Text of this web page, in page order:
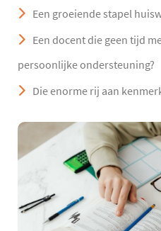
Een groeiende stapel
Een docent die geen tijd
persoonlijke ondersteuning?
Die enorme rij aan